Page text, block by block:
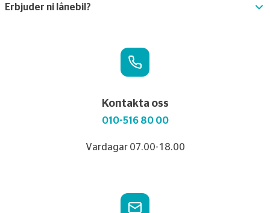
Erbjuder ni lånebil?
Kontakta oss
010-516 80 00
Vardagar 07.00-18.00